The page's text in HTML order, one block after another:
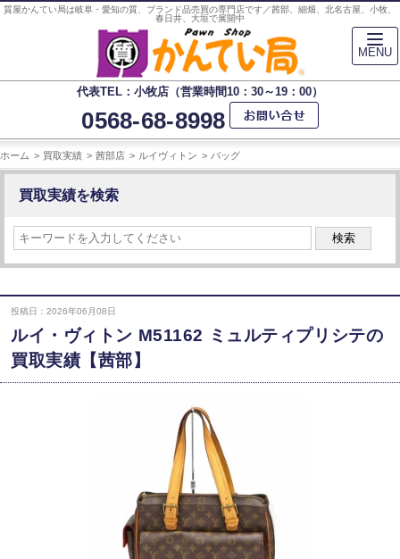
質屋かんてい局は岐阜・愛知の質、ブランド品売買の専門店です／茜部、細畑、北名古屋、小牧、
春日井、大垣で展開中
代表TEL：小牧店（営業時間10：30～19：00）
0568-68-8998
ホーム 買取実績 茜部店 ルイヴィトン バッグ
買取実績を検索
検索
投稿日：2026年06月08日
ルイ・ヴィトン M51162 ミュルティプリシテの
買取実績【茜部】
MENU